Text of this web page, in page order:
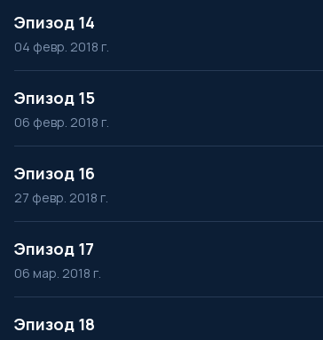
Эпизод 14
04 февр. 2018 г.
Эпизод 15
06 февр. 2018 г.
Эпизод 16
27 февр. 2018 г.
Эпизод 17
06 мар. 2018 г.
Эпизод 18